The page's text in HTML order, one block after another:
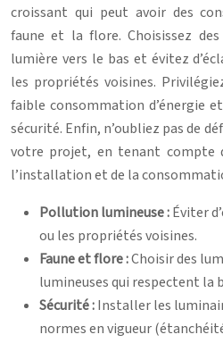
croissant qui peut avoir des
faune et la flore. Choisissez
lumière vers le bas et évitez
les propriétés voisines.
faible consommation d’énergie
sécurité. Enfin, n’oubliez pas de
votre projet, en tenant compte
l’installation et de la
Pollution lumineuse :Éviter
ou les propriétés voisines.
Faune et flore :Choisir des
lumineuses qui respectent la
Sécurité :Installer les
normes en vigueur